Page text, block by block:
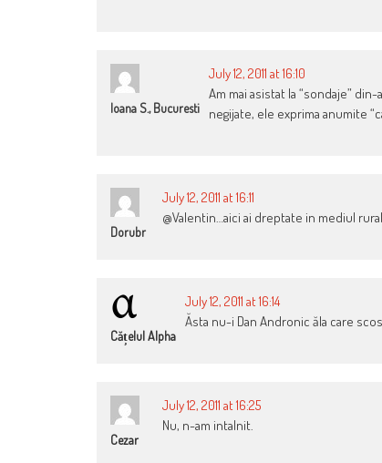
Ioana S., Bucuresti
July 12, 2011 at 16:10
Am mai asistat la “sondaje”
negijate, ele exprima anumite
Dorubr
July 12, 2011 at 16:11
@Valentin…aici ai dreptate in mediul
Cățelul Alpha
July 12, 2011 at 16:14
Ăsta nu-i Dan Andronic ăla care
Cezar
July 12, 2011 at 16:25
Nu, n-am intalnit.